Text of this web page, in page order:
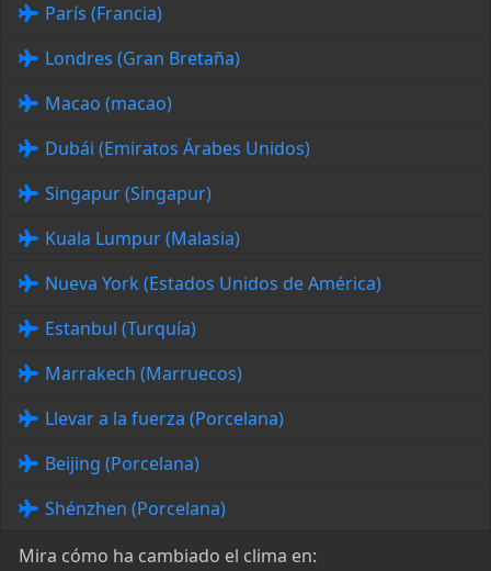
París (Francia)
Londres (Gran Bretaña)
Macao (macao)
Dubái (Emiratos Árabes Unidos)
Singapur (Singapur)
Kuala Lumpur (Malasia)
Nueva York (Estados Unidos de América)
Estanbul (Turquía)
Marrakech (Marruecos)
Llevar a la fuerza (Porcelana)
Beijing (Porcelana)
Shénzhen (Porcelana)
Mira cómo ha cambiado el clima en: